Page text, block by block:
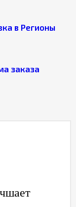
в Регионы
заказа